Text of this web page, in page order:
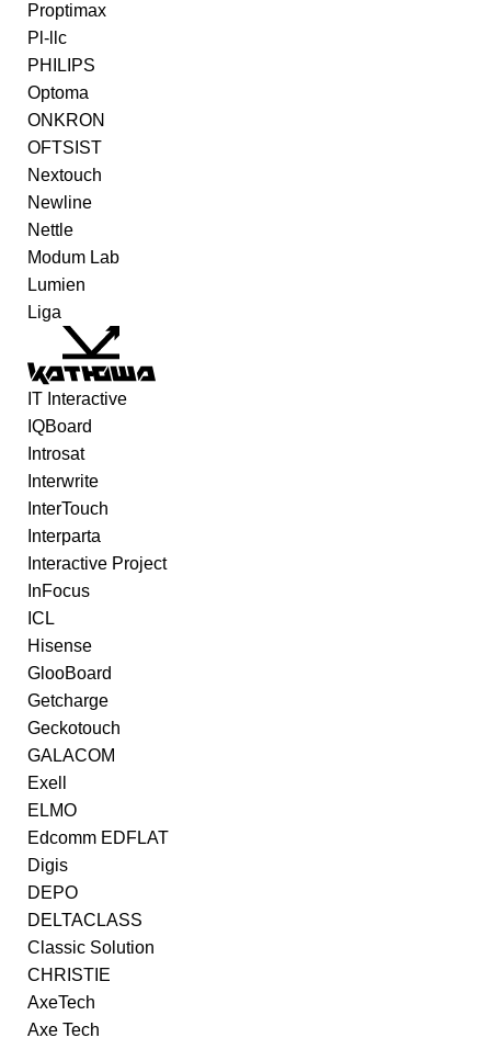
Proptimax
Pl-llc
PHILIPS
Optoma
ONKRON
OFTSIST
Nextouch
Newline
Nettle
Modum Lab
Lumien
Liga
IT Interactive
IQBoard
Introsat
Interwrite
InterTouch
Interparta
Interactive Project
InFocus
ICL
Hisense
GlooBoard
Getcharge
Geckotouch
GALACOM
Exell
ELMO
Edcomm EDFLAT
Digis
DEPO
DELTACLASS
Classic Solution
CHRISTIE
AxeTech
Axe Tech